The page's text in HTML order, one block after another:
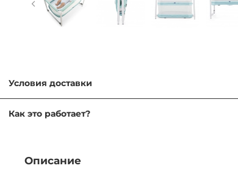
Условия доставки
ул. Никулинская 23к1, ежедневно 9:00–21:00
Как это работает?
Для заключения договора необходимо иметь
Описание